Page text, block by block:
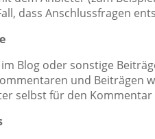
dass Anschlussfragen
Blog oder sonstige
und Beiträgen
selbst für den